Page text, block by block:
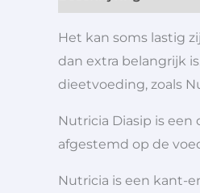
Het kan soms lastig
dan extra belangrijk
dieetvoeding, zoals
Nutricia Diasip is
afgestemd op de
Nutricia is een kant-